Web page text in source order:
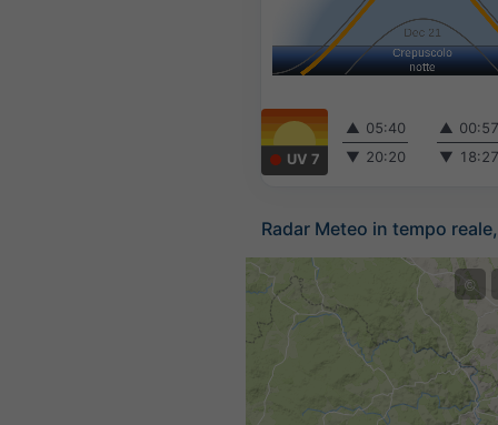
UV 7
▲ 05:40
▼ 20:20
▲
▼
Radar Meteo in tempo
©